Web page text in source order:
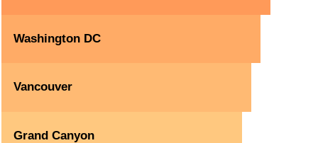
Washington DC
Vancouver
Grand Canyon